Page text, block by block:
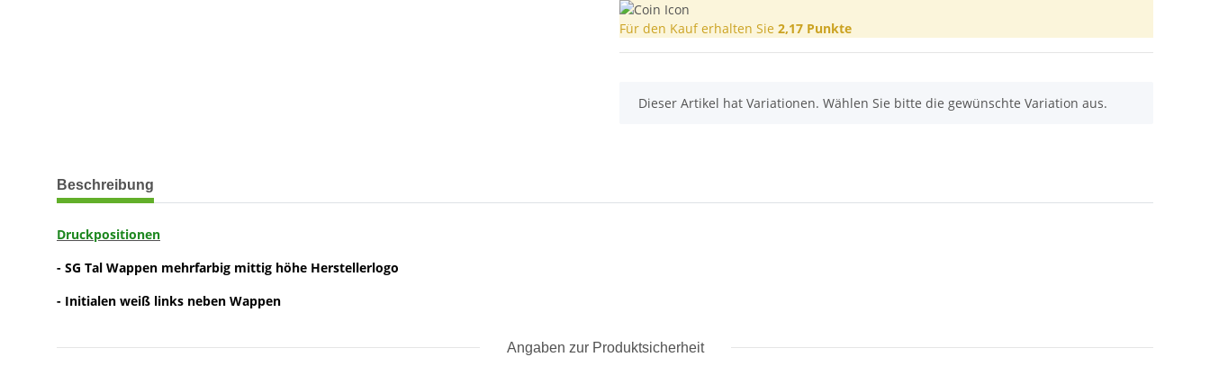
Für den Kauf erhalten Sie 2,17 Punkte
x
Dieser Artikel hat Variationen. Wählen Sie bitte die gewünschte Variation aus.
weitere Registerkarten anzeigen
Beschreibung
Druckpositionen
- SG Tal Wappen mehrfarbig mittig höhe Herstellerlogo
- Initialen weiß links neben Wappen
Angaben zur Produktsicherheit